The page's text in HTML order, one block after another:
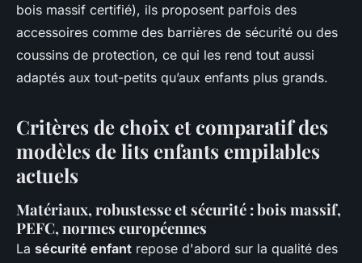
bois massif certifié), ils proposent parfois des
accessoires comme des barrières de sécurité ou des
coussins de protection, ce qui les rend tout aussi
adaptés aux tout-petits qu’aux enfants plus grands.
Critères de choix et comparatif des
modèles de lits enfants empilables
actuels
Matériaux, robustesse et sécurité : bois massif,
PEFC, normes européennes
La sécurité enfant repose d'abord sur la qualité des